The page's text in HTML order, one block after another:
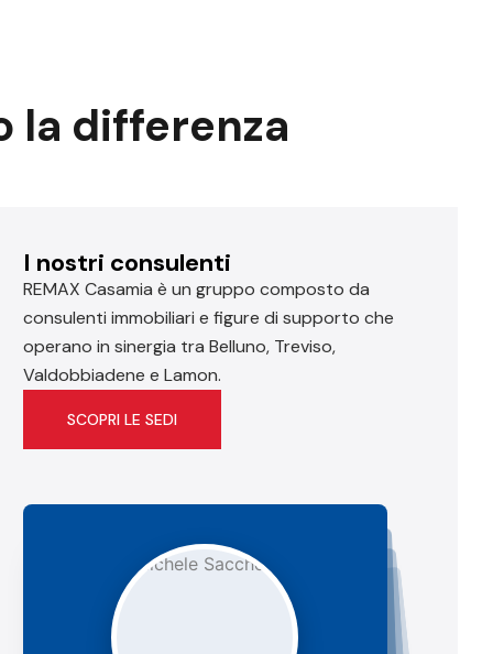
la differenza
I nostri consulenti
REMAX Casamia è un gruppo composto da
consulenti immobiliari e figure di supporto che
operano in sinergia tra Belluno, Treviso,
Valdobbiadene e Lamon.
SCOPRI LE SEDI